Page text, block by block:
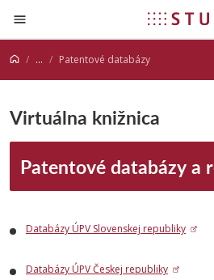
Prejsť na obsah
... Patentové databázy
Virtuálna knižnica
Patentové databázy a
Databázy ÚPV Slovenskej republiky
Databázy ÚPV Českej republiky